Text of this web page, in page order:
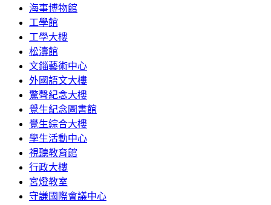
海事博物館
工學館
工學大樓
松濤館
文錙藝術中心
外國語文大樓
驚聲紀念大樓
覺生紀念圖書館
覺生綜合大樓
學生活動中心
視聽教育館
行政大樓
宮燈教室
守謙國際會議中心